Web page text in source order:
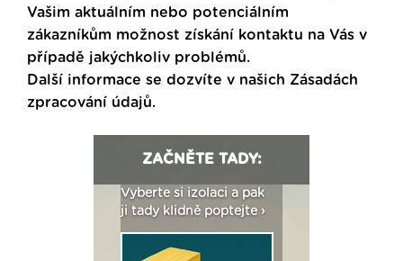
Vašim aktuálním nebo potenciálním
zákazníkům možnost získání kontaktu na Vás v
případě jakýchkoliv problémů.
Další informace se dozvíte v našich Zásadách
zpracování údajů.
ZAČNĚTE TADY:
Vyberte si izolaci a pak
ji tady klidně poptejte ›